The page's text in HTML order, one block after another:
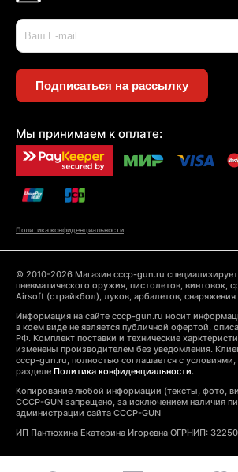
Подписаться на рассылку
Мы принимаем к оплате:
Политика конфиденциальности
© 2010-2026 Магазин cccp-gun.ru
пневматического оружия, пистолетов, винтовок,
Airsoft (страйкбол), луков, арбалетов, снаряжения
Информация на сайте cccp-gun.ru носит
в коем виде не является публичной офертой,
РФ. Комплект поставки и технические
изменены производителем без уведомления.
cccp-gun.ru, полностью соглашается с
разделе Политика конфиденциальности.
Копирование любой информации (тексты, фото,
CCCP-GUN запрещено, за исключением наличия
администрации сайта CCCP-GUN
ИП Пантюхина Екатерина Игоревна ОГРНИП: